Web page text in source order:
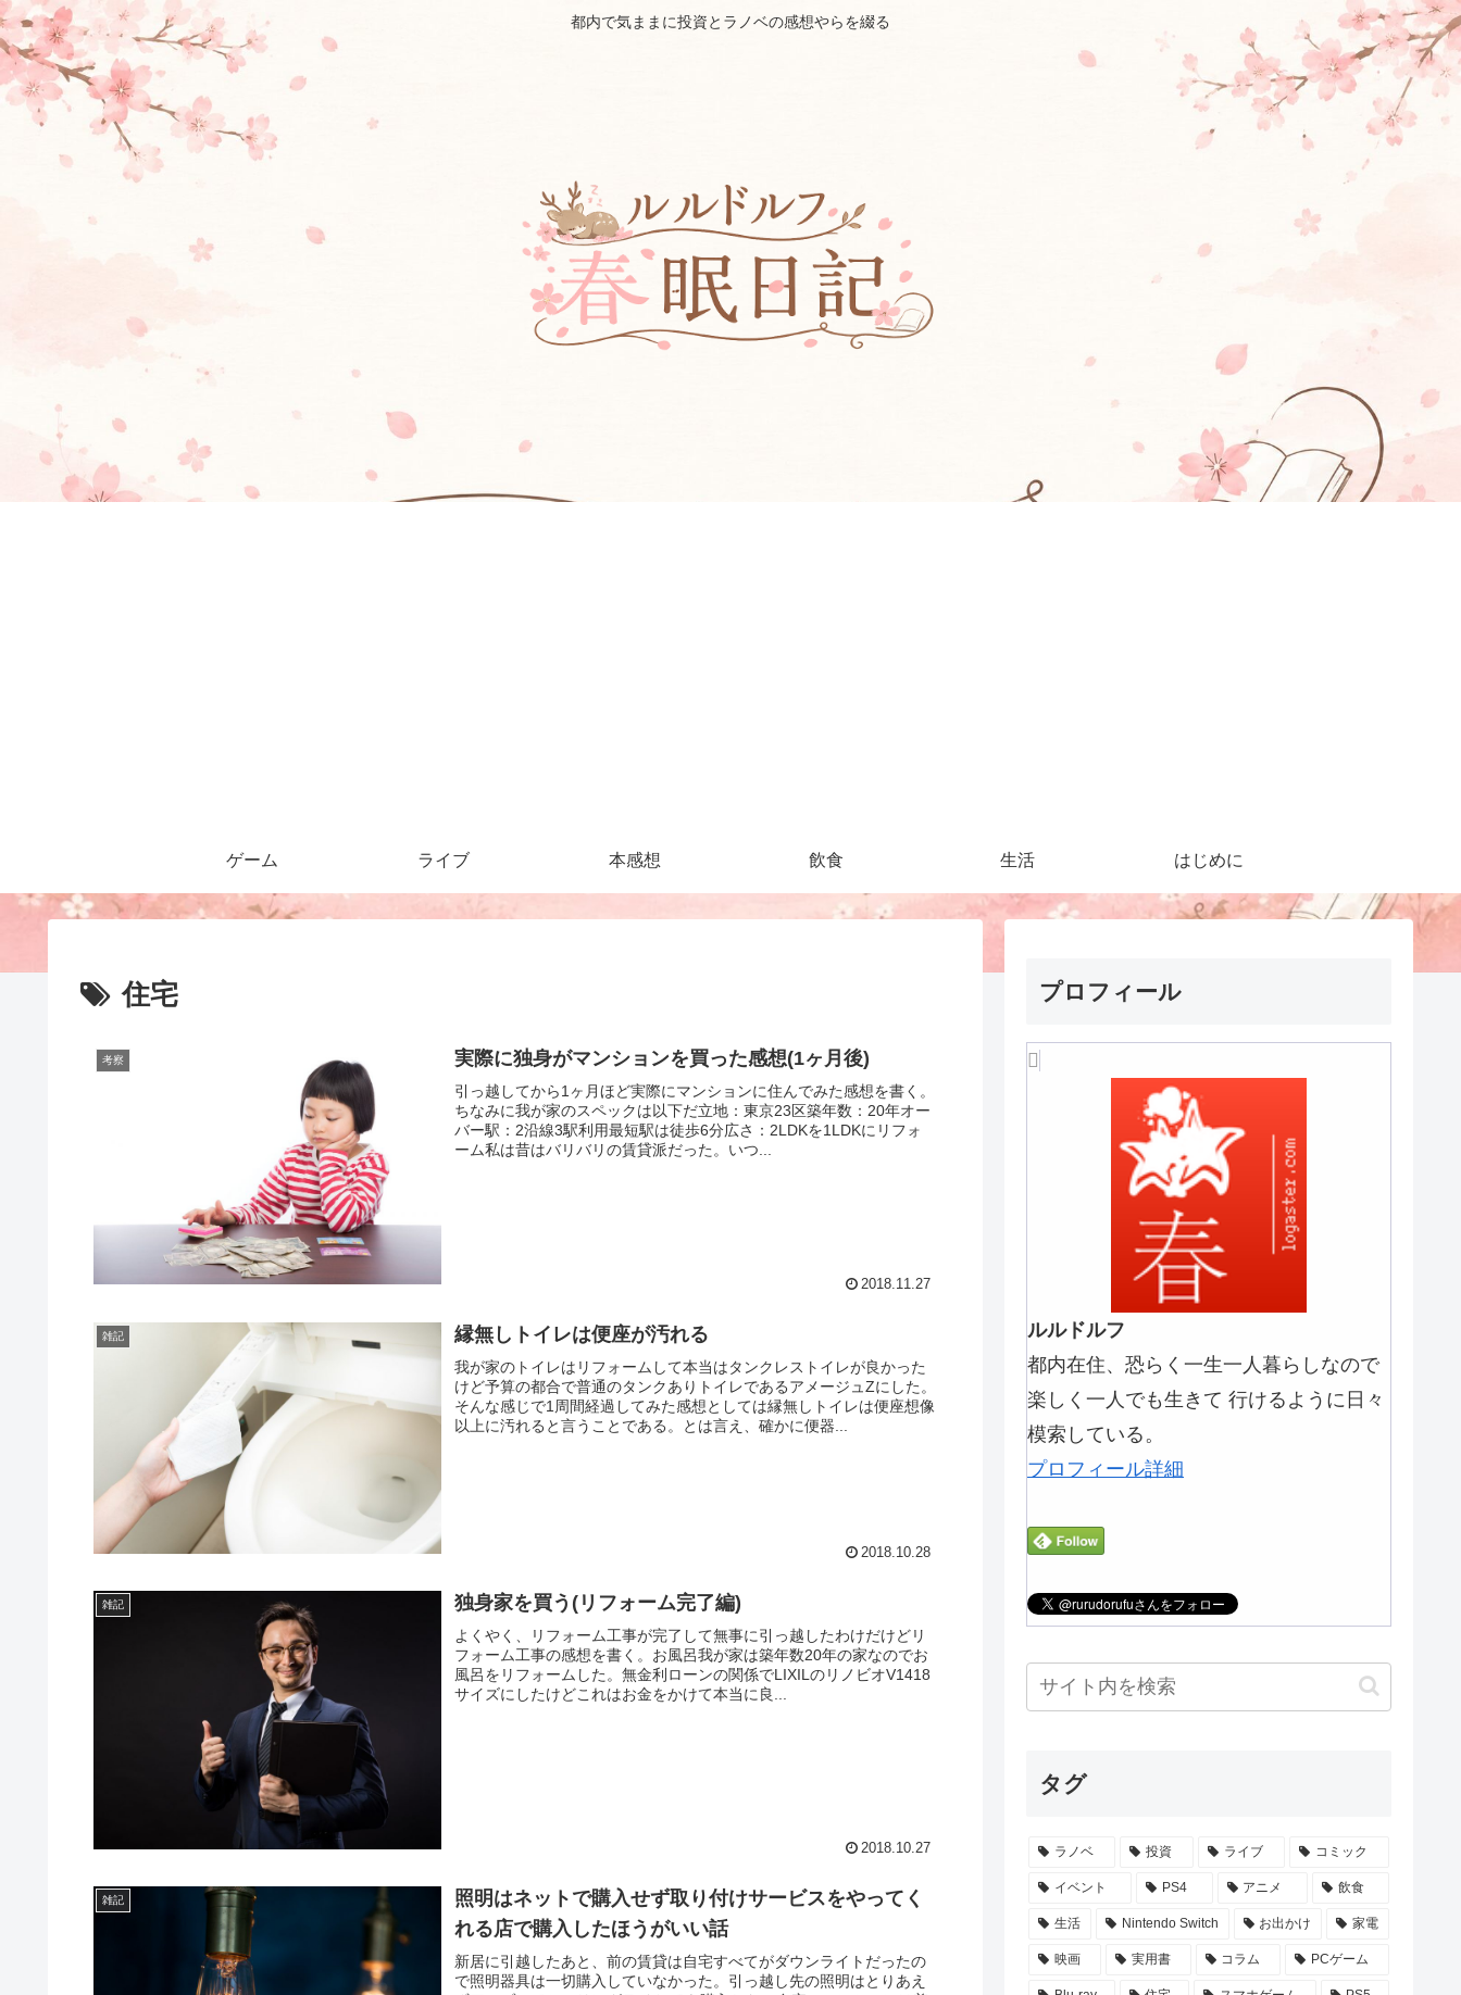
都内で気ままに投資とラノベの感想やらを綴る
ゲーム ライブ 本感想 飲食 生活 はじめに
住宅
考察 実際に独身がマンションを買った感想(1ヶ月後)
引っ越してから1ヶ月ほど実際にマンションに住んでみた感想を書く。
ちなみに我が家のスペックは以下だ立地：東京23区築年数：20年オー
バー駅：2沿線3駅利用最短駅は徒歩6分広さ：2LDKを1LDKにリフォ
ーム私は昔はバリバリの賃貸派だった。いつ...
2018.11.27
雑記 縁無しトイレは便座が汚れる
我が家のトイレはリフォームして本当はタンクレストイレが良かった
けど予算の都合で普通のタンクありトイレであるアメージュZにした。
そんな感じで1周間経過してみた感想としては縁無しトイレは便座想像
以上に汚れると言うことである。とは言え、確かに便器...
2018.10.28
雑記 独身家を買う(リフォーム完了編)
よくやく、リフォーム工事が完了して無事に引っ越したわけだけどリ
フォーム工事の感想を書く。お風呂我が家は築年数20年の家なのでお
風呂をリフォームした。無金利ローンの関係でLIXILのリノビオV1418
サイズにしたけどこれはお金をかけて本当に良...
2018.10.27
雑記
照明はネットで購入せず取り付けサービスをやってく
れる店で購入したほうがいい話
新居に引越したあと、前の賃貸は自宅すべてがダウンライトだったの
で照明器具は一切購入していなかった。引っ越し先の照明はとりあえ
プロフィール
ルルドルフ
都内在住、恐らく一生一人暮らしなので
楽しく一人でも生きて 行けるように日々
模索している。
プロフィール詳細
タグ
ラノベ 投資 ライブ コミック
イベント PS4 アニメ 飲食
生活 Nintendo Switch お出かけ 家電
映画 実用書 コラム PCゲーム